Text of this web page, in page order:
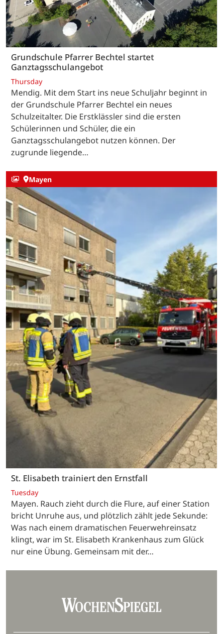
Grundschule Pfarrer Bechtel startet
Ganztagsschulangebot
Thursday
Mendig. Mit dem Start ins neue Schuljahr beginnt in
der Grundschule Pfarrer Bechtel ein neues
Schulzeitalter. Die Erstklässler sind die ersten
Schülerinnen und Schüler, die ein
Ganztagsschulangebot nutzen können. Der
zugrunde liegende…
Mayen
St. Elisabeth trainiert den Ernstfall
Tuesday
Mayen. Rauch zieht durch die Flure, auf einer Station
bricht Unruhe aus, und plötzlich zählt jede Sekunde:
Was nach einem dramatischen Feuerwehreinsatz
klingt, war im St. Elisabeth Krankenhaus zum Glück
nur eine Übung. Gemeinsam mit der…